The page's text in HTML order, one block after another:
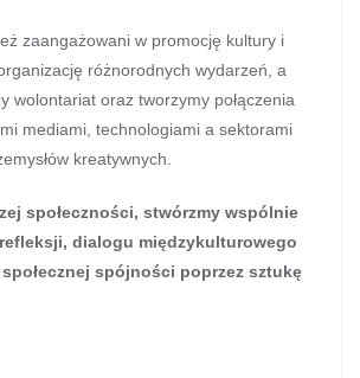
zaangażowani w promocję kultury i
różnorodnych wydarzeń, a
wolontariat oraz tworzymy połączenia
mediami, technologiami a sektorami
kreatywnych.
społeczności, stwórzmy wspólnie
dialogu międzykulturowego
spójności poprzez sztukę